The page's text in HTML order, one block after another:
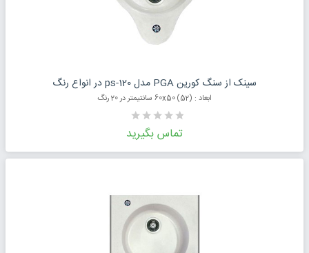
درخواست قیمت محصول سینک از سنگ کورین PGA مدل ps-120 در انواع رنگ
ابعاد : (52) 60x50 سانتیمتر در 20 رنگ
تماس بگیرید